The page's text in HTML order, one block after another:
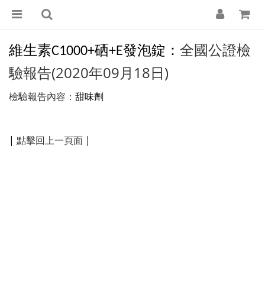
維生素C1000+硒+E發泡錠： 全國公證檢
驗報告(2020年09月18日)
檢驗報告內容： 甜味劑
| 點擊回上一頁面 |